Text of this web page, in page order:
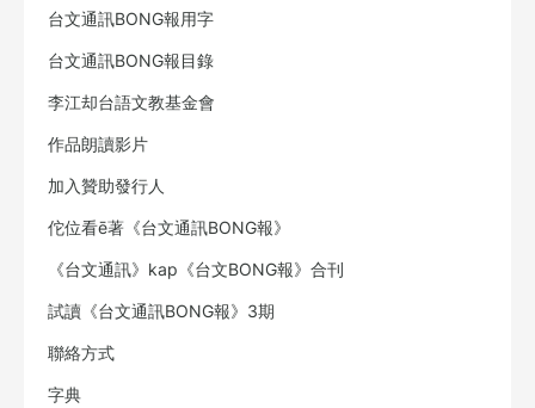
台文通訊BONG報用字
台文通訊BONG報目錄
李江却台語文教基金會
作品朗讀影片
加入贊助發行人
佗位看ē著《台文通訊BONG報》
《台文通訊》kap《台文BONG報》合刊
試讀《台文通訊BONG報》3期
聯絡方式
字典